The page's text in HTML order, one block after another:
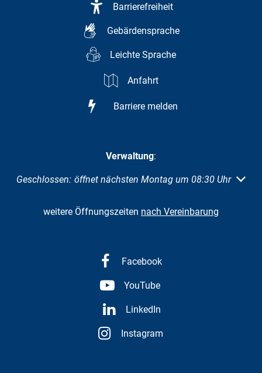
Barrierefreiheit
Gebärdensprache
Leichte Sprache
Anfahrt
Barriere melden
Verwaltung:
Klicken, um weitere Öffnungs- oder Schließzeiten
Geschlossen: öffnet nächsten Montag um 08:30 Uhr
weitere Öffnungszeiten nach Vereinbarung
Facebook
YouTube
LinkedIn
Instagram